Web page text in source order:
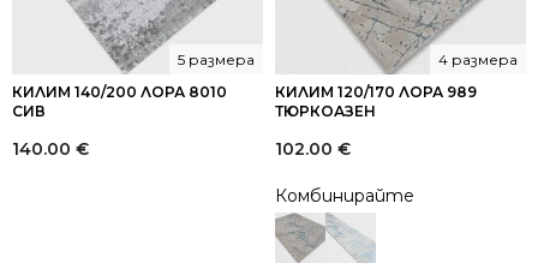
КИЛИМ 140/200 ЛОРА 8010
СИВ
5 размера
140.00 €
КИЛИМ 120/170 ЛОРА 989
ТЮРКОАЗЕН
4 размера
102.00 €
Комбинирайте